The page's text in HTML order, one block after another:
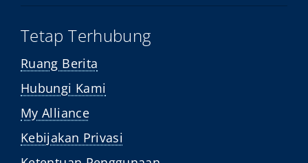
Tetap Terhubung
Ruang Berita
Hubungi Kami
My Alliance
Kebijakan Privasi